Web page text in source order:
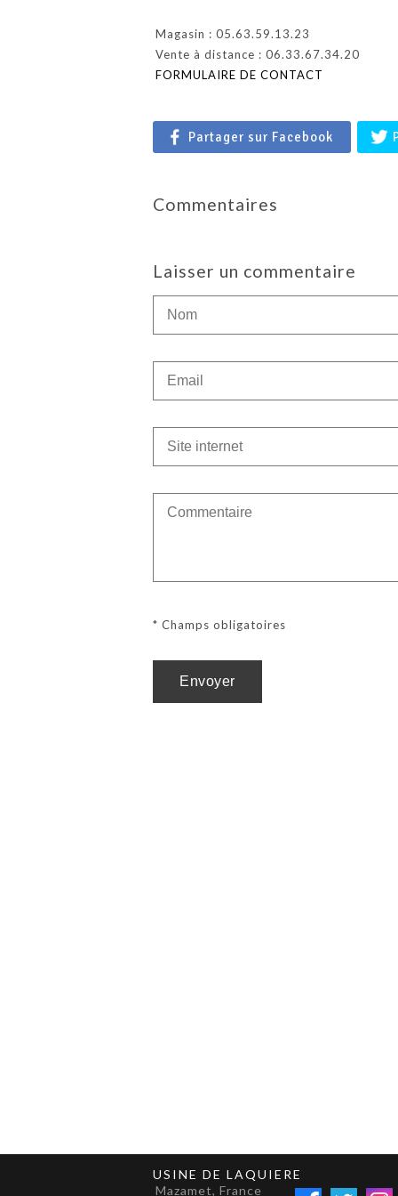
Magasin : 05.63.59.13.23
Vente à distance : 06.33.67.34.20
FORMULAIRE DE CONTACT
Partager sur Facebook
Commentaires
Laisser un commentaire
* Champs obligatoires
Mazamet, France
USINE DE LAQUIERE